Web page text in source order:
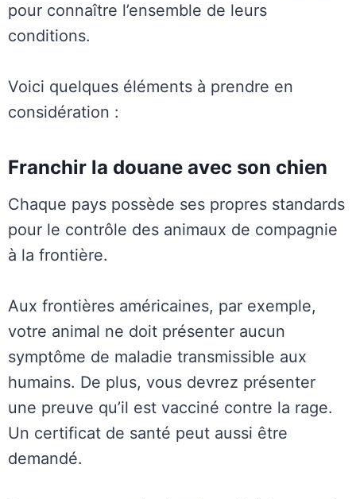
pour connaître l’ensemble de leurs
conditions.
Voici quelques éléments à prendre en
considération :
Franchir la douane avec son chien
Chaque pays possède ses propres standards
pour le contrôle des animaux de compagnie
à la frontière.
Aux frontières américaines, par exemple,
votre animal ne doit présenter aucun
symptôme de maladie transmissible aux
humains. De plus, vous devrez présenter
une preuve qu’il est vacciné contre la rage.
Un certificat de santé peut aussi être
demandé.